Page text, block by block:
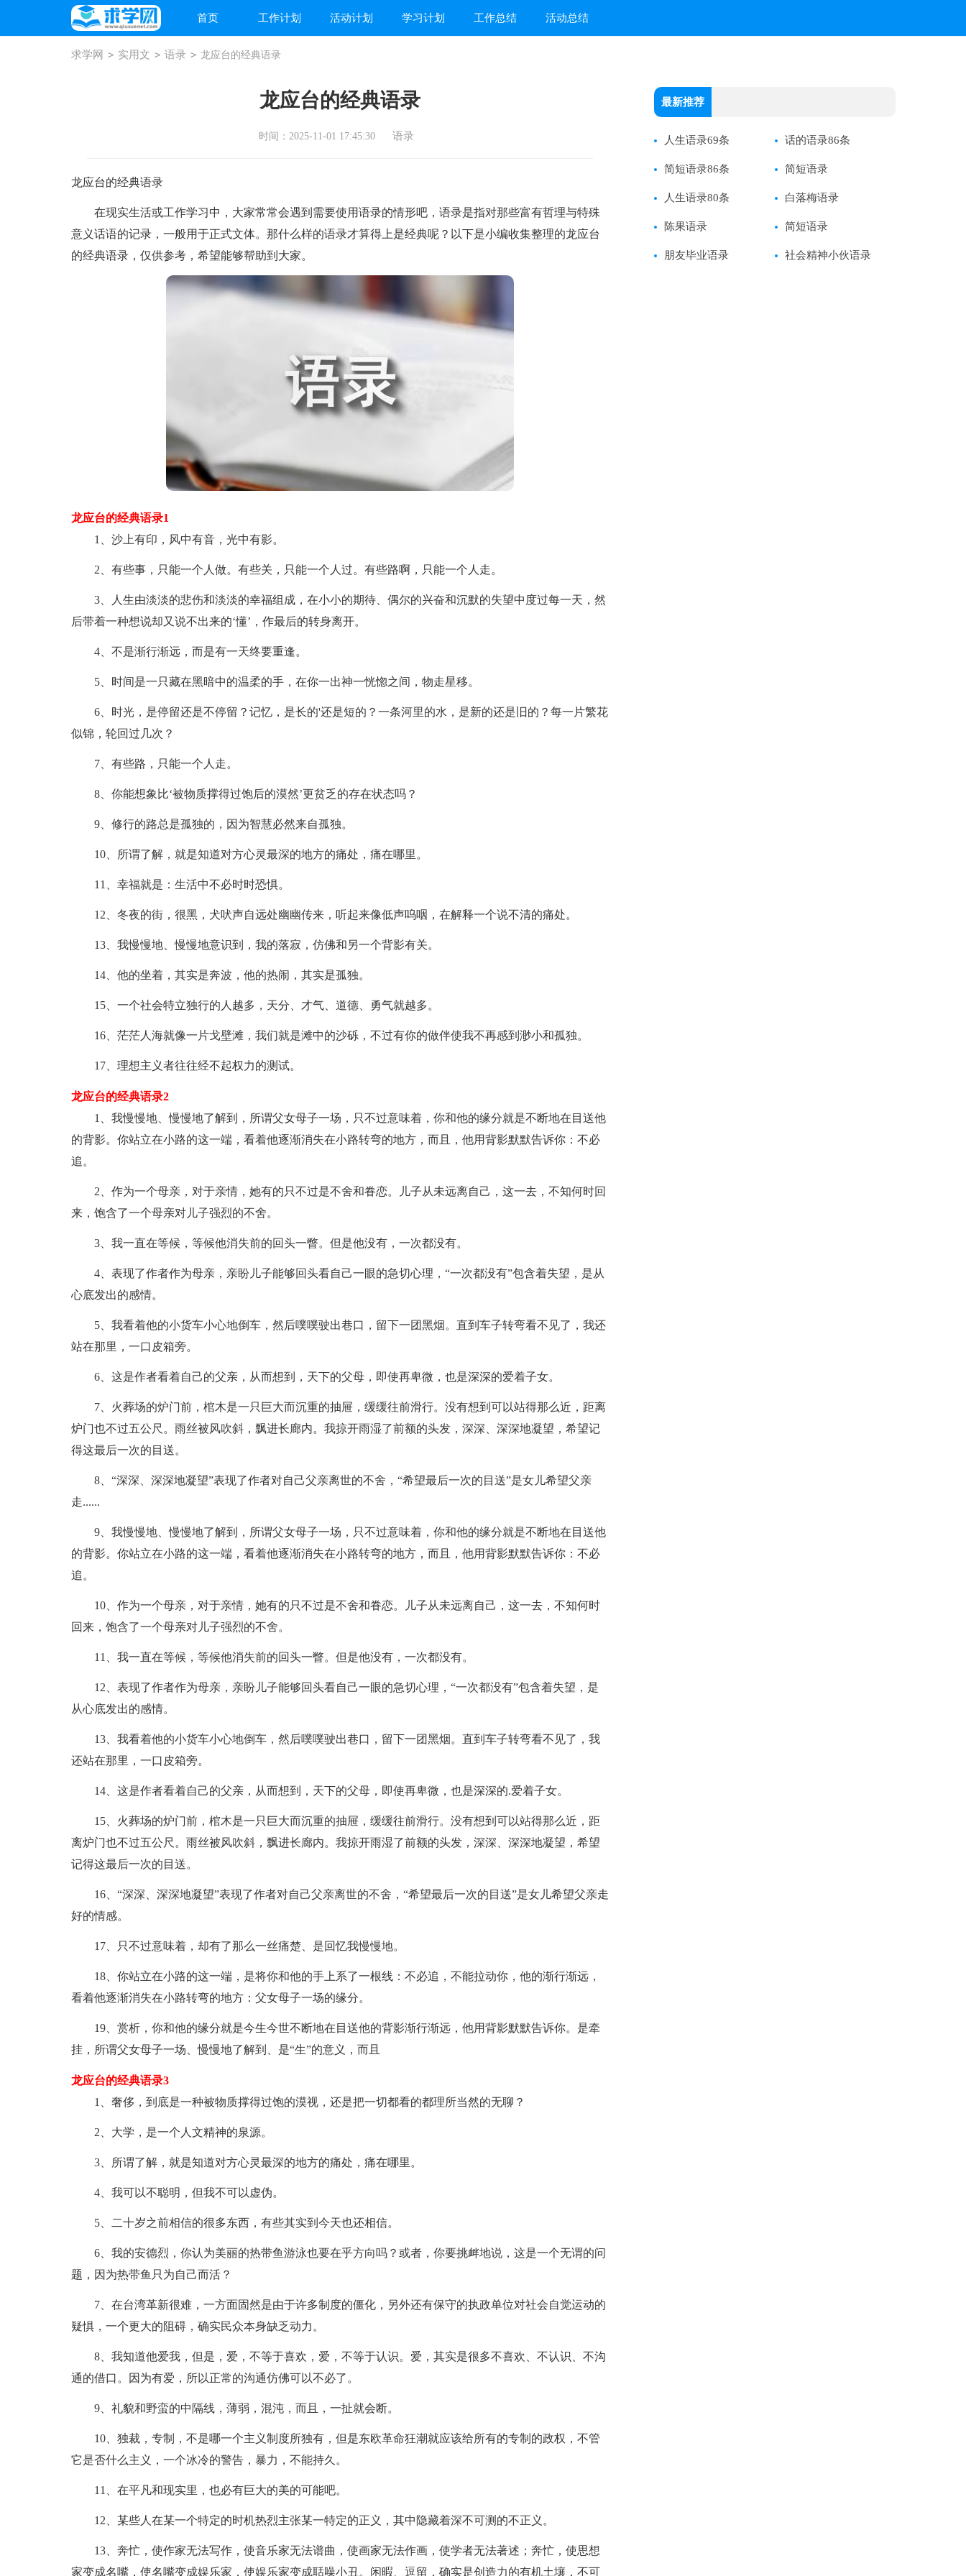
首页 工作计划 活动计划 学习计划 工作总结 活动总结
求学网 > 实用文 > 语录 > 龙应台的经典语录
龙应台的经典语录
时间：2025-11-01 17:45:30 语录
龙应台的经典语录
在现实生活或工作学习中，大家常常会遇到需要使用语录的情形吧，语录是指对那些富有哲理与特殊
意义话语的记录，一般用于正式文体。那什么样的语录才算得上是经典呢？以下是小编收集整理的龙应台
的经典语录，仅供参考，希望能够帮助到大家。
龙应台的经典语录1
1、沙上有印，风中有音，光中有影。
2、有些事，只能一个人做。有些关，只能一个人过。有些路啊，只能一个人走。
3、人生由淡淡的悲伤和淡淡的幸福组成，在小小的期待、偶尔的兴奋和沉默的失望中度过每一天，然
后带着一种想说却又说不出来的‘懂’，作最后的转身离开。
4、不是渐行渐远，而是有一天终要重逢。
5、时间是一只藏在黑暗中的温柔的手，在你一出神一恍惚之间，物走星移。
6、时光，是停留还是不停留？记忆，是长的'还是短的？一条河里的水，是新的还是旧的？每一片繁花
似锦，轮回过几次？
7、有些路，只能一个人走。
8、你能想象比‘被物质撑得过饱后的漠然’更贫乏的存在状态吗？
9、修行的路总是孤独的，因为智慧必然来自孤独。
10、所谓了解，就是知道对方心灵最深的地方的痛处，痛在哪里。
11、幸福就是：生活中不必时时恐惧。
12、冬夜的街，很黑，犬吠声自远处幽幽传来，听起来像低声呜咽，在解释一个说不清的痛处。
13、我慢慢地、慢慢地意识到，我的落寂，仿佛和另一个背影有关。
14、他的坐着，其实是奔波，他的热闹，其实是孤独。
15、一个社会特立独行的人越多，天分、才气、道德、勇气就越多。
16、茫茫人海就像一片戈壁滩，我们就是滩中的沙砾，不过有你的做伴使我不再感到渺小和孤独。
17、理想主义者往往经不起权力的测试。
龙应台的经典语录2
1、我慢慢地、慢慢地了解到，所谓父女母子一场，只不过意味着，你和他的缘分就是不断地在目送他
的背影。你站立在小路的这一端，看着他逐渐消失在小路转弯的地方，而且，他用背影默默告诉你：不必
追。
2、作为一个母亲，对于亲情，她有的只不过是不舍和眷恋。儿子从未远离自己，这一去，不知何时回
来，饱含了一个母亲对儿子强烈的不舍。
3、我一直在等候，等候他消失前的回头一瞥。但是他没有，一次都没有。
4、表现了作者作为母亲，亲盼儿子能够回头看自己一眼的急切心理，“一次都没有”包含着失望，是从
心底发出的感情。
5、我看着他的小货车小心地倒车，然后噗噗驶出巷口，留下一团黑烟。直到车子转弯看不见了，我还
站在那里，一口皮箱旁。
6、这是作者看着自己的父亲，从而想到，天下的父母，即使再卑微，也是深深的爱着子女。
7、火葬场的炉门前，棺木是一只巨大而沉重的抽屉，缓缓往前滑行。没有想到可以站得那么近，距离
炉门也不过五公尺。雨丝被风吹斜，飘进长廊内。我掠开雨湿了前额的头发，深深、深深地凝望，希望记
得这最后一次的目送。
8、“深深、深深地凝望”表现了作者对自己父亲离世的不舍，“希望最后一次的目送”是女儿希望父亲
走......
9、我慢慢地、慢慢地了解到，所谓父女母子一场，只不过意味着，你和他的缘分就是不断地在目送他
的背影。你站立在小路的这一端，看着他逐渐消失在小路转弯的地方，而且，他用背影默默告诉你：不必
追。
10、作为一个母亲，对于亲情，她有的只不过是不舍和眷恋。儿子从未远离自己，这一去，不知何时
回来，饱含了一个母亲对儿子强烈的不舍。
11、我一直在等候，等候他消失前的回头一瞥。但是他没有，一次都没有。
12、表现了作者作为母亲，亲盼儿子能够回头看自己一眼的急切心理，“一次都没有”包含着失望，是
从心底发出的感情。
13、我看着他的小货车小心地倒车，然后噗噗驶出巷口，留下一团黑烟。直到车子转弯看不见了，我
还站在那里，一口皮箱旁。
14、这是作者看着自己的父亲，从而想到，天下的父母，即使再卑微，也是深深的.爱着子女。
15、火葬场的炉门前，棺木是一只巨大而沉重的抽屉，缓缓往前滑行。没有想到可以站得那么近，距
离炉门也不过五公尺。雨丝被风吹斜，飘进长廊内。我掠开雨湿了前额的头发，深深、深深地凝望，希望
记得这最后一次的目送。
16、“深深、深深地凝望”表现了作者对自己父亲离世的不舍，“希望最后一次的目送”是女儿希望父亲走
好的情感。
17、只不过意味着，却有了那么一丝痛楚、是回忆我慢慢地。
18、你站立在小路的这一端，是将你和他的手上系了一根线：不必追，不能拉动你，他的渐行渐远，
看着他逐渐消失在小路转弯的地方：父女母子一场的缘分。
19、赏析，你和他的缘分就是今生今世不断地在目送他的背影渐行渐远，他用背影默默告诉你。是牵
挂，所谓父女母子一场、慢慢地了解到、是“生”的意义，而且
龙应台的经典语录3
1、奢侈，到底是一种被物质撑得过饱的漠视，还是把一切都看的都理所当然的无聊？
2、大学，是一个人文精神的泉源。
3、所谓了解，就是知道对方心灵最深的地方的痛处，痛在哪里。
4、我可以不聪明，但我不可以虚伪。
5、二十岁之前相信的很多东西，有些其实到今天也还相信。
6、我的安德烈，你认为美丽的热带鱼游泳也要在乎方向吗？或者，你要挑衅地说，这是一个无谓的问
题，因为热带鱼只为自己而活？
7、在台湾革新很难，一方面固然是由于许多制度的僵化，另外还有保守的执政单位对社会自觉运动的
疑惧，一个更大的阻碍，确实民众本身缺乏动力。
8、我知道他爱我，但是，爱，不等于喜欢，爱，不等于认识。爱，其实是很多不喜欢、不认识、不沟
通的借口。因为有爱，所以正常的沟通仿佛可以不必了。
9、礼貌和野蛮的中隔线，薄弱，混沌，而且，一扯就会断。
10、独裁，专制，不是哪一个主义制度所独有，但是东欧革命狂潮就应该给所有的专制的政权，不管
它是否什么主义，一个冰冷的警告，暴力，不能持久。
11、在平凡和现实里，也必有巨大的美的可能吧。
12、某些人在某一个特定的时机热烈主张某一特定的正义，其中隐藏着深不可测的不正义。
13、奔忙，使作家无法写作，使音乐家无法谱曲，使画家无法作画，使学者无法著述；奔忙，使思想
家变成名嘴，使名嘴变成娱乐家，使娱乐家变成聒噪小丑。闲暇、逗留，确实是创造力的有机土壤，不可
最新推荐
人生语录69条 话的语录86条
简短语录86条 简短语录
人生语录80条 白落梅语录
陈果语录 简短语录
朋友毕业语录 社会精神小伙语录